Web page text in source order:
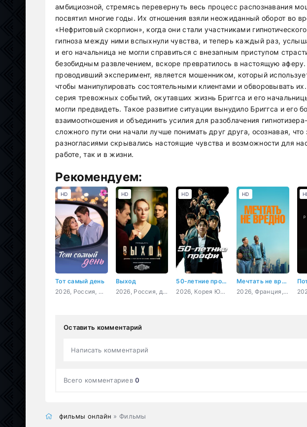
амбициозной, стремясь перевернуть весь процесс распознавания
посвятил многие годы. Их отношения взяли неожиданный оборот во
«Нефритовый скорпион», когда они стали участниками
гипноза между ними вспыхнули чувства, и теперь каждый раз,
и его начальница не могли справиться с внезапным приступом
безобидным развлечением, вскоре превратилось в настоящую аферу.
проводивший эксперимент, является мошенником, который
чтобы манипулировать состоятельными клиентами и обворовывать
серия тревожных событий, окутавших жизнь Бриггса и его
могли предвидеть. Такое развитие ситуации вынудило Бриггса и его
взаимоотношения и объединить усилия для разоблачения
сложного пути они начали лучше понимать друг друга, осознавая,
разногласиями скрывались настоящие чувства и возможности для
работе, так и в жизни.
Рекомендуем:
Тот самый день
2026, Россия, мелодрама
HD
Выход
2026, Россия, драма, детектив
HD
50-летние профи
2026, Корея Южная, комедия, боевик, криминал
HD
Мечтать не вредно
2026, Франция, комедия, спорт
HD
Оставить комментарий
Написать комментарий
Всего комментариев0
фильмы онлайн » Фильмы